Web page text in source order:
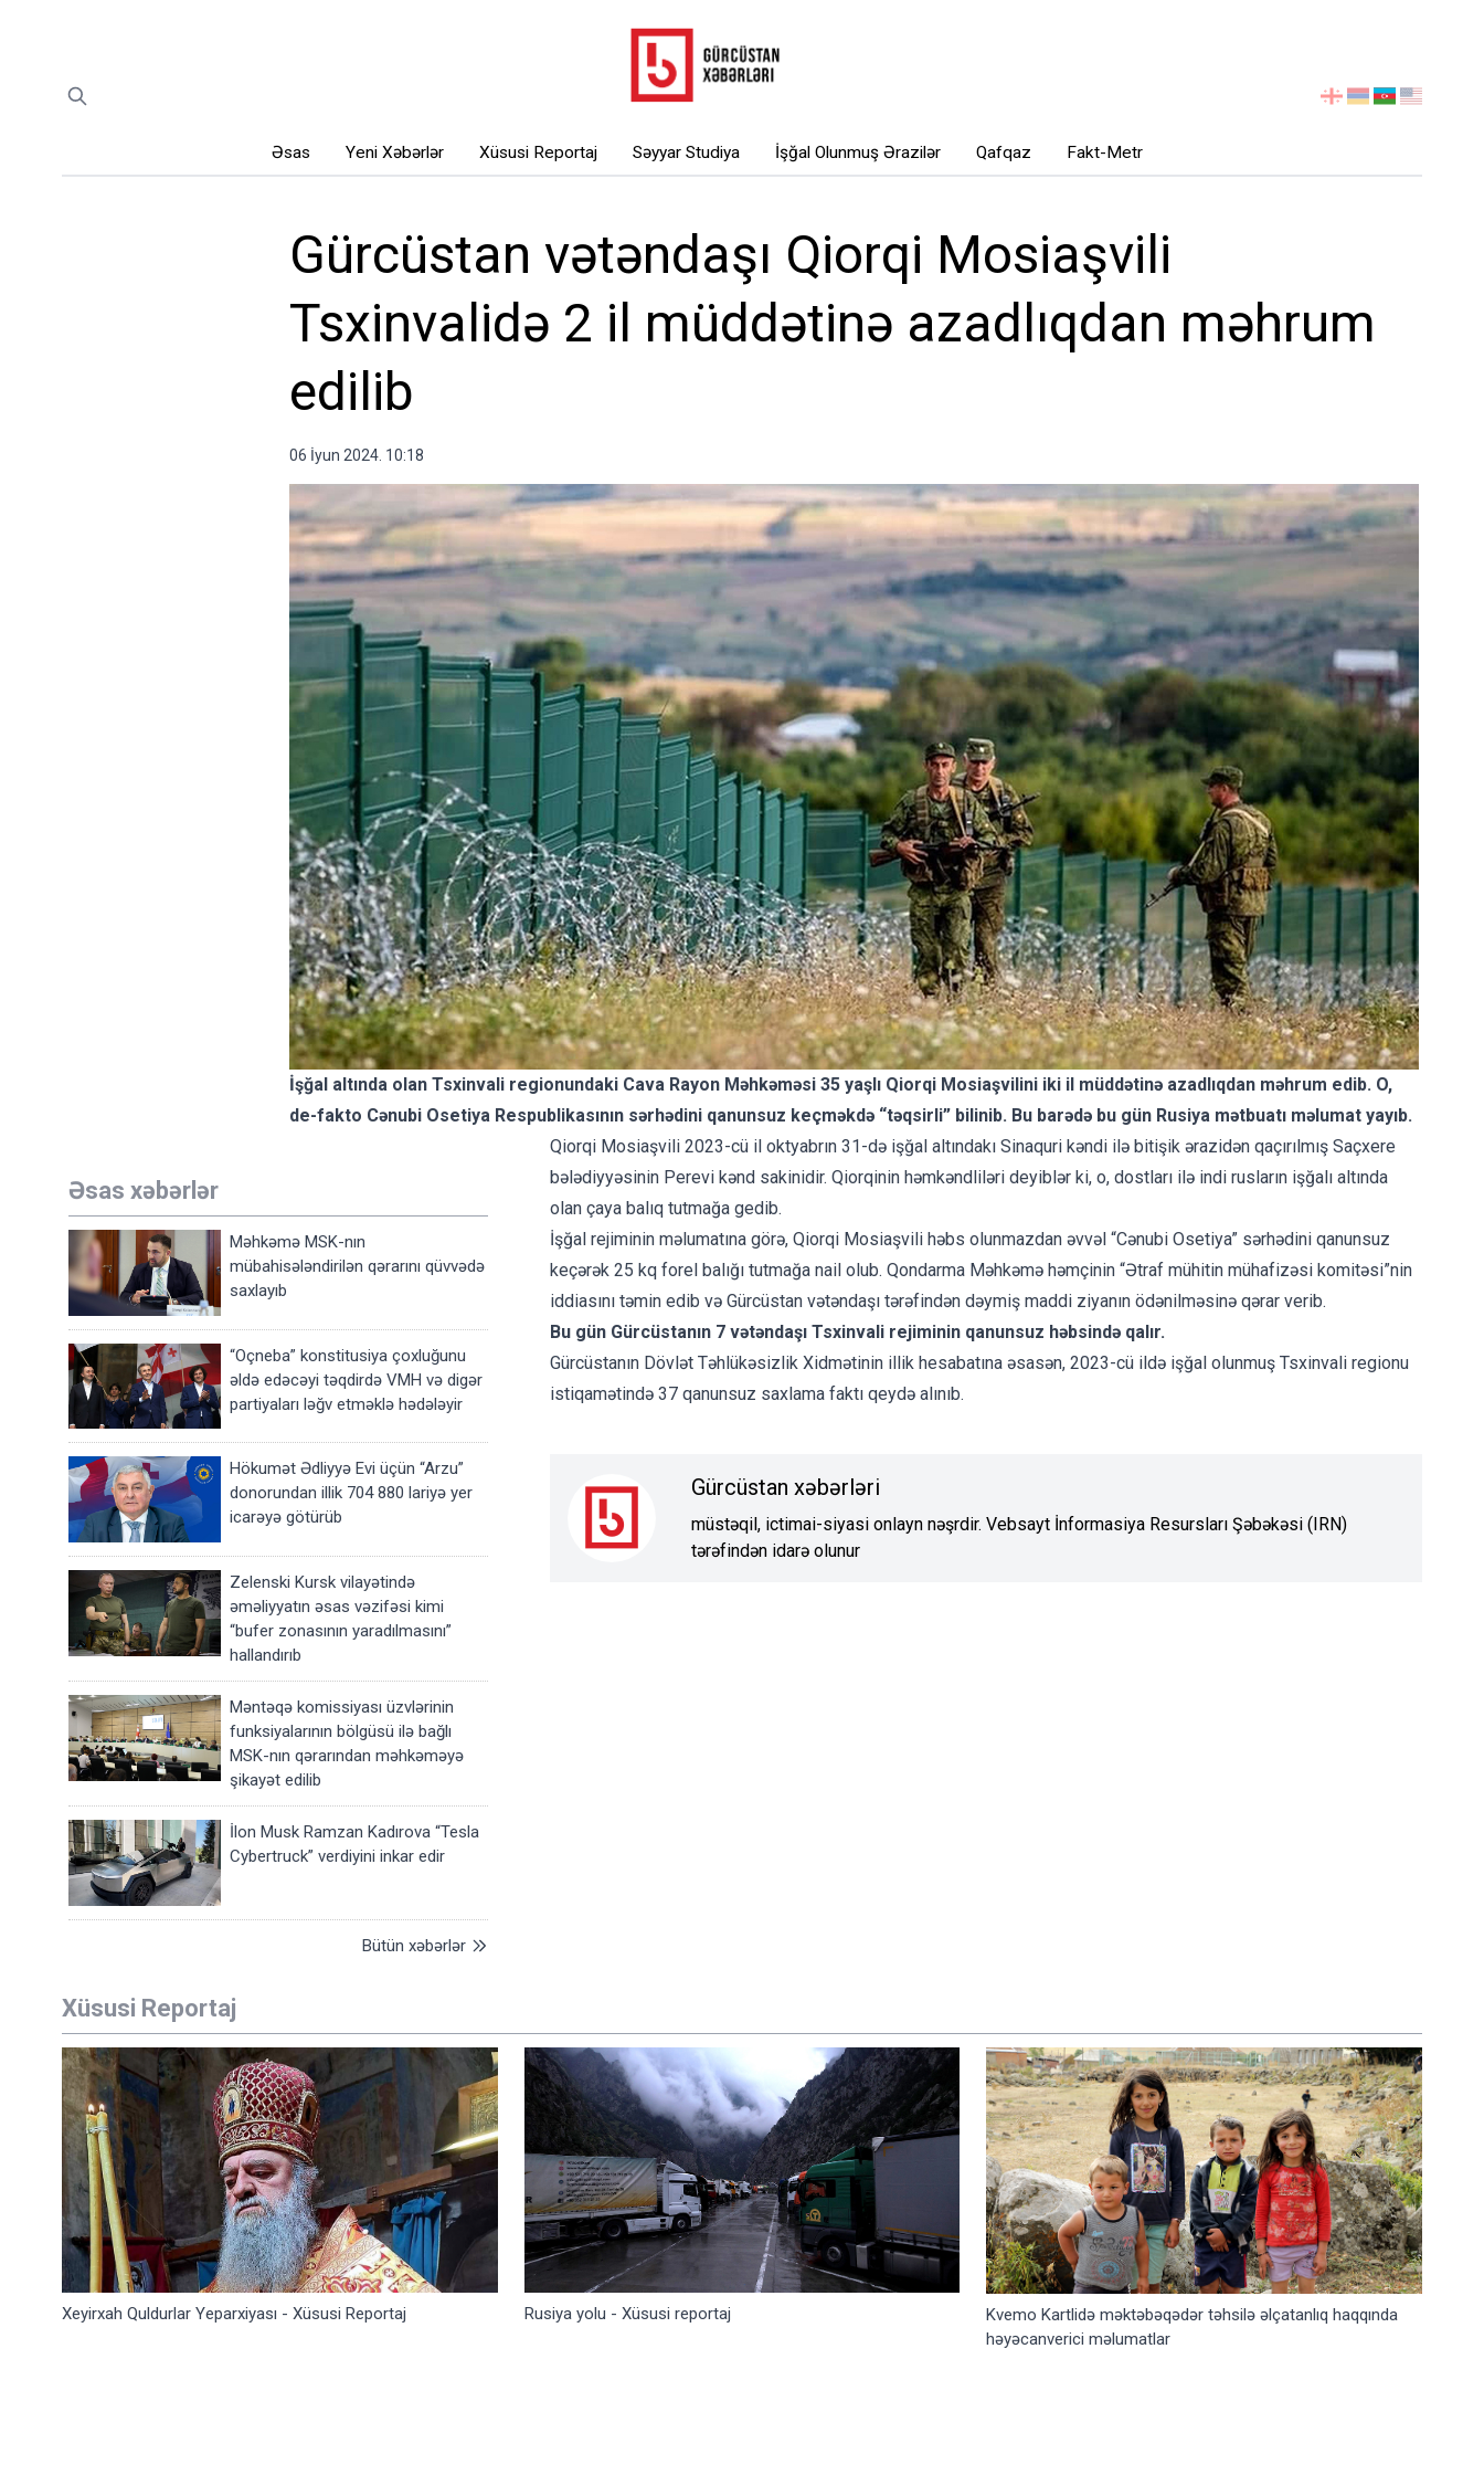
Əsas Yeni Xəbərlər Xüsusi Reportaj Səyyar Studiya İşğal Olunmuş Ərazilər Qafqaz Fakt-Metr
აირჩიეთ
Gürcüstan vətəndaşı Qiorqi Mosiaşvili
Tsxinvalidə 2 il müddətinə azadlıqdan məhrum
edilib
06 İyun 2024. 10:18
İşğal altında olan Tsxinvali regionundaki Cava Rayon Məhkəməsi 35 yaşlı Qiorqi Mosiaşvilini iki il müddətinə azadlıqdan məhrum edib. O,
de-fakto Cənubi Osetiya Respublikasının sərhədini qanunsuz keçməkdə “təqsirli” bilinib. Bu barədə bu gün Rusiya mətbuatı məlumat yayıb.
Əsas xəbərlər
Məhkəmə MSK-nın
mübahisələndirilən qərarını qüvvədə
saxlayıb
“Oçneba” konstitusiya çoxluğunu
əldə edəcəyi təqdirdə VMH və digər
partiyaları ləğv etməklə hədələyir
Hökumət Ədliyyə Evi üçün “Arzu”
donorundan illik 704 880 lariyə yer
icarəyə götürüb
Zelenski Kursk vilayətində
əməliyyatın əsas vəzifəsi kimi
“bufer zonasının yaradılmasını”
hallandırıb
Məntəqə komissiyası üzvlərinin
funksiyalarının bölgüsü ilə bağlı
MSK-nın qərarından məhkəməyə
şikayət edilib
İlon Musk Ramzan Kadırova “Tesla
Cybertruck” verdiyini inkar edir
Bütün xəbərlər
Qiorqi Mosiaşvili 2023-cü il oktyabrın 31-də işğal altındakı Sinaquri kəndi ilə bitişik ərazidən qaçırılmış Saçxere
bələdiyyəsinin Perevi kənd sakinidir. Qiorqinin həmkəndliləri deyiblər ki, o, dostları ilə indi rusların işğalı altında
olan çaya balıq tutmağa gedib.
İşğal rejiminin məlumatına görə, Qiorqi Mosiaşvili həbs olunmazdan əvvəl “Cənubi Osetiya” sərhədini qanunsuz
keçərək 25 kq forel balığı tutmağa nail olub. Qondarma Məhkəmə həmçinin “Ətraf mühitin mühafizəsi komitəsi”nin
iddiasını təmin edib və Gürcüstan vətəndaşı tərəfindən dəymiş maddi ziyanın ödənilməsinə qərar verib.
Bu gün Gürcüstanın 7 vətəndaşı Tsxinvali rejiminin qanunsuz həbsində qalır.
Gürcüstanın Dövlət Təhlükəsizlik Xidmətinin illik hesabatına əsasən, 2023-cü ildə işğal olunmuş Tsxinvali regionu
istiqamətində 37 qanunsuz saxlama faktı qeydə alınıb.
Gürcüstan xəbərləri
müstəqil, ictimai-siyasi onlayn nəşrdir. Vebsayt İnformasiya Resursları Şəbəkəsi (IRN)
tərəfindən idarə olunur
Xüsusi Reportaj
Xeyirxah Quldurlar Yeparxiyası - Xüsusi Reportaj Rusiya yolu - Xüsusi reportaj
Kvemo Kartlidə məktəbəqədər təhsilə əlçatanlıq haqqında
həyəcanverici məlumatlar